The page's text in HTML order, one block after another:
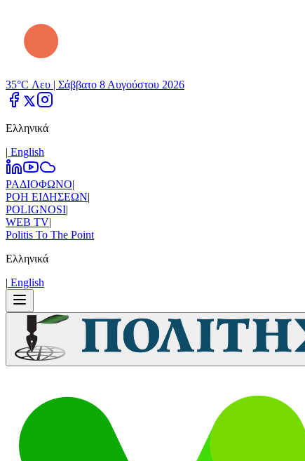
35°C Λευ | Σάββατο 8 Αυγούστου 2026
Ελληνικά
| Εnglish
ΡΑΔΙΟΦΩΝΟ|
ΡΟΗ ΕΙΔΗΣΕΩΝ|
POLIGNOSI|
WEB TV|
Politis To The Point
Ελληνικά
| Εnglish